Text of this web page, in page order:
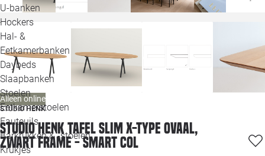
U-banken
Hockers
Hal- &
Eetkamerbanken
Daybeds
Slaapbanken
Stoelen
Eetkamerstoelen
Fauteuils
Barkrukken & -stoelen
Krukjes
Alleen online
STUDIO HENK
Studio HENK tafel Slim X-type Ovaal,
zwart frame - Smart Col